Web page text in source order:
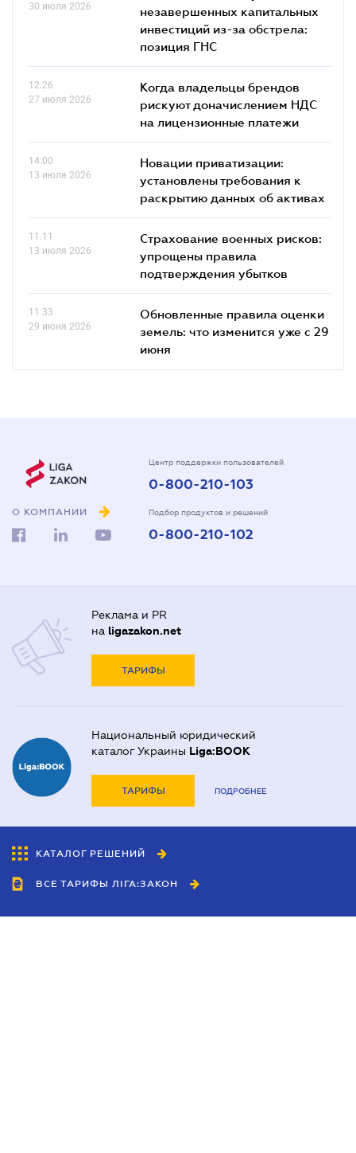
30 июля 2026
незавершенных капитальных
инвестиций из-за обстрела:
позиция ГНС
12.26
27 июля 2026
Когда владельцы брендов
рискуют доначислением НДС
на лицензионные платежи
14.00
13 июля 2026
Новации приватизации:
установлены требования к
раскрытию данных об активах
11.11
13 июля 2026
Страхование военных рисков:
упрощены правила
подтверждения убытков
11.33
29 июня 2026
Обновленные правила оценки
земель: что изменится уже с 29
июня
О КОМПАНИИ
Центр поддержки пользователей
0-800-210-103
Подбор продуктов и решений
0-800-210-102
Реклама и PR
на ligazakon.net
ТАРИФЫ
Национальный юридический
каталог Украины Liga:BOOK
ТАРИФЫ ПОДРОБНЕЕ
КАТАЛОГ РЕШЕНИЙ
ВСЕ ТАРИФЫ ЛІГА:ЗАКОН